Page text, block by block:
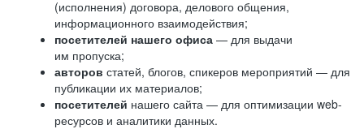
(исполнения) договора, делового общения,
информационного взаимодействия;
посетителей нашего офиса — для выдачи
им пропуска;
авторов статей, блогов, спикеров мероприятий — для
публикации их материалов;
посетителей нашего сайта — для оптимизации web-
ресурсов и аналитики данных.